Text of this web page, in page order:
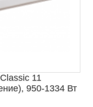
11
950-1334 Вт